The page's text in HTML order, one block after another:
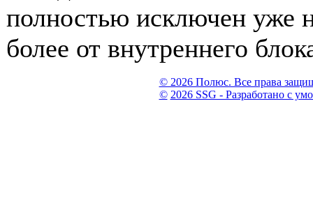
полностью исключен уже
более от внутреннего
© 2026 Полюс. Все права
© 2026 SSG - Разработано с